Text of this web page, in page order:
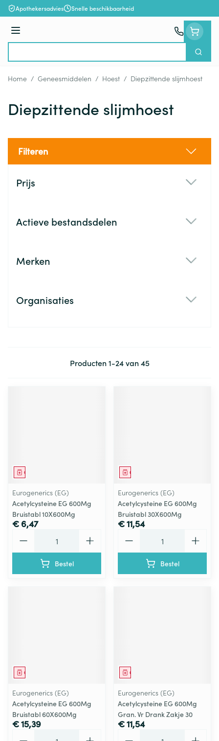
Ga naar de inhoud
Apothekersadvies Snelle beschikbaarheid
Menu
Zoek
Home / Geneesmiddelen / Hoest / Diepzittende slijmhoest
Diepzittende slijmhoest
Filteren
Prijs
Actieve bestandsdelen
Merken
Organisaties
Producten1-24van45
Geneesmiddel
Eurogenerics (EG)
Acetylcysteine EG 600Mg
Bruistabl 10X600Mg
€ 6,47
Bestel
Geneesmiddel
Eurogenerics (EG)
Acetylcysteine EG 600Mg
Bruistabl 30X600Mg
€ 11,54
Bestel
Geneesmiddel
Eurogenerics (EG)
Acetylcysteine EG 600Mg
Bruistabl 60X600Mg
€ 15,39
Geneesmiddel
Eurogenerics (EG)
Acetylcysteine EG 600Mg
Gran. Vr Drank Zakje 30
€ 11,54